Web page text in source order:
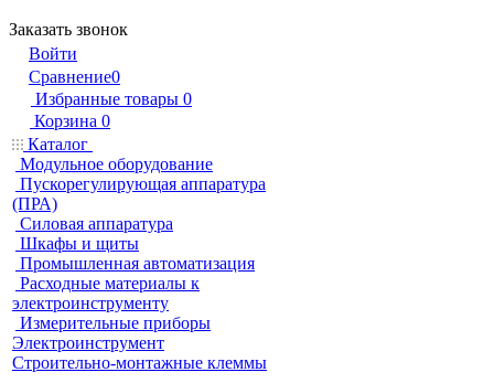
Заказать звонок
Войти
Сравнение0
Избранные товары 0
Корзина 0
Каталог
Модульное оборудование
Пускорегулирующая аппаратура
(ПРА)
Силовая аппаратура
Шкафы и щиты
Промышленная автоматизация
Расходные материалы к
электроинструменту
Измерительные приборы
Электроинструмент
Строительно-монтажные клеммы